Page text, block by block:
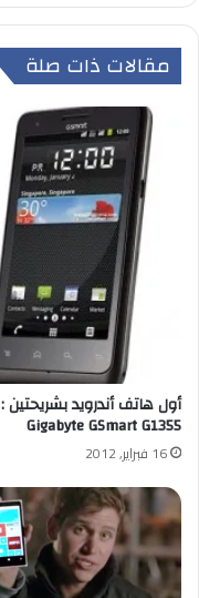
مقالات ذات صلة
أول هاتف أندرويد بشريحتين :
Gigabyte GSmart G1355
16 فبراير, 2012